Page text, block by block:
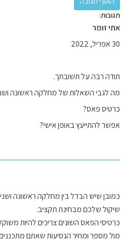
תגובות:
אתי זומר
30 אפריל, 2022
תודה רבה על תשובתך.
מה לגבי השאלות של מחלקה ראשונה
כרטיס פאס?
אפשר להתייעץ באופן אישי?
כמובן שיש הבדל בין מחלקה ראשונה
שיקול שלכם מבחינת תקציב.
כרטיסי הפאס השונים צריכים להיות
מול מספר ומחיר הנסיעות שאתם